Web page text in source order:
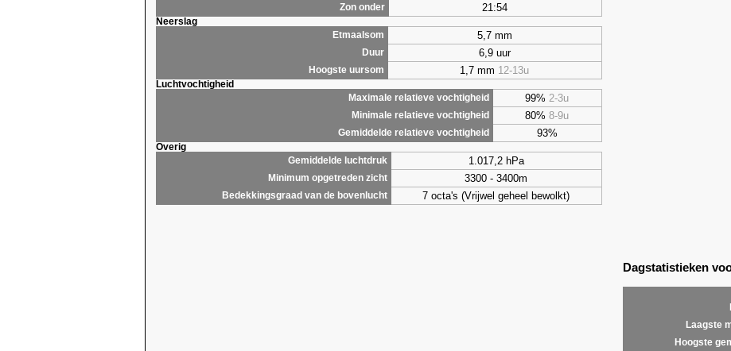
Zon onder 21:54
Neerslag
Etmaalsom
5,7 mm
Duur 6,9 uur
Hoogste uursom 1,7 mm 12-13u
Luchtvochtigheid
Maximale relatieve vochtigheid
99% 2-3u
Minimale relatieve vochtigheid 80%8-9u
Gemiddelde relatieve vochtigheid 93%
Overig
Gemiddelde luchtdruk
1.017,2 hPa
Minimum opgetreden zicht 3300 - 3400m
Bedekkingsgraad van de bovenlucht 7 octa's (Vrijwel geheel bewolkt)
Dagstatistieken
Laagste
Hoogste